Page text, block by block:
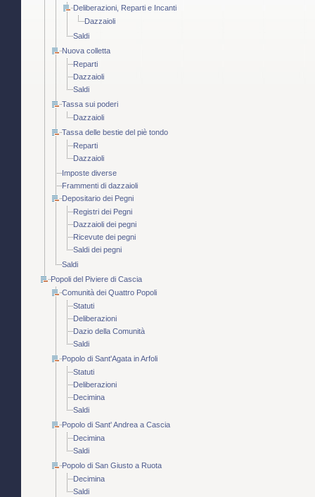
Deliberazioni, Reparti e Incanti
Dazzaioli
Saldi
Nuova colletta
Reparti
Dazzaioli
Saldi
Tassa sui poderi
Dazzaioli
Tassa delle bestie del piè tondo
Reparti
Dazzaioli
Imposte diverse
Frammenti di dazzaioli
Depositario dei Pegni
Registri dei Pegni
Dazzaioli dei pegni
Ricevute dei pegni
Saldi dei pegni
Saldi
Popoli del Piviere di Cascia
Comunità dei Quattro Popoli
Statuti
Deliberazioni
Dazio della Comunità
Saldi
Popolo di Sant'Agata in Arfoli
Statuti
Deliberazioni
Decimina
Saldi
Popolo di Sant' Andrea a Cascia
Decimina
Saldi
Popolo di San Giusto a Ruota
Decimina
Saldi